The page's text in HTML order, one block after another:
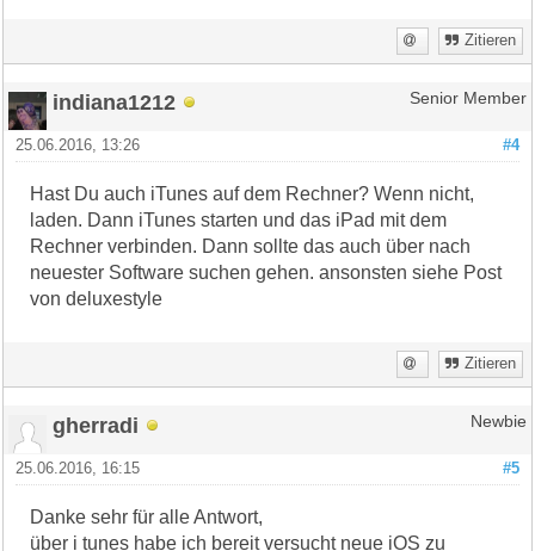
Zitieren
indiana1212 Senior Member
#4
25.06.2016, 13:26
Hast Du auch iTunes auf dem Rechner? Wenn nicht,
laden. Dann iTunes starten und das iPad mit dem
Rechner verbinden. Dann sollte das auch über nach
neuester Software suchen gehen. ansonsten siehe Post
von deluxestyle
Zitieren
gherradi Newbie
#5
25.06.2016, 16:15
Danke sehr für alle Antwort,
über i tunes habe ich bereit versucht neue iOS zu